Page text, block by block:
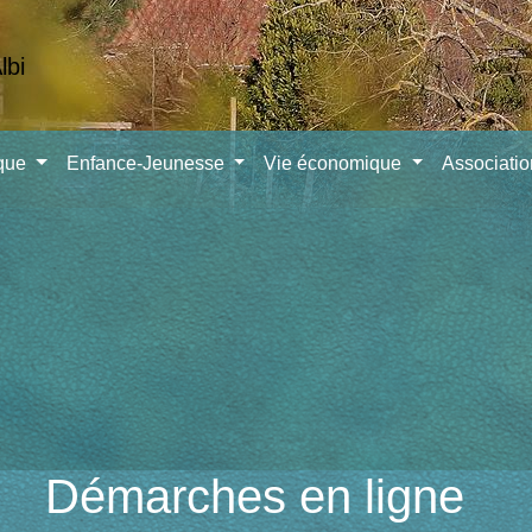
Enfance-Jeunesse Vie économique
Démarches en ligne